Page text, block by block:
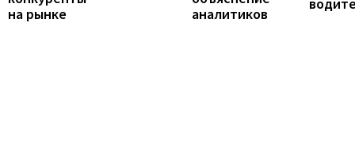
на рынке
аналитиков